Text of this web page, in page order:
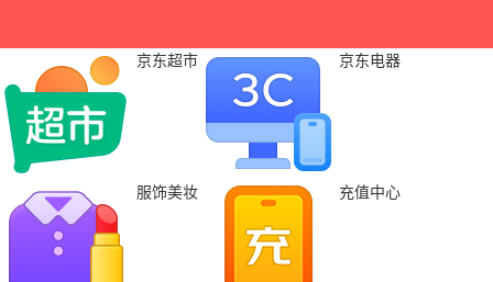
京东超市 京东电器
服饰美妆 充值中心